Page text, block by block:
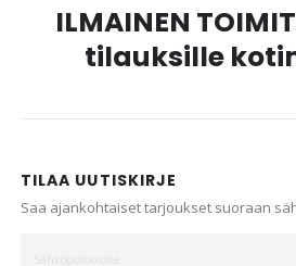
ILMAINEN
tilauksille
TILAA UUTISKIRJE
Saa ajankohtaiset tarjoukset suoraan